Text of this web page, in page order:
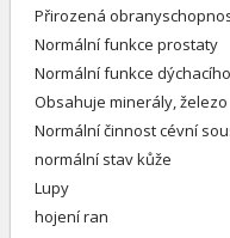
Přirozená
Normální funkce prostaty
Normální funkce
Obsahuje minerály, železo
Normální činnost cévní
normální stav kůže
Lupy
hojení ran